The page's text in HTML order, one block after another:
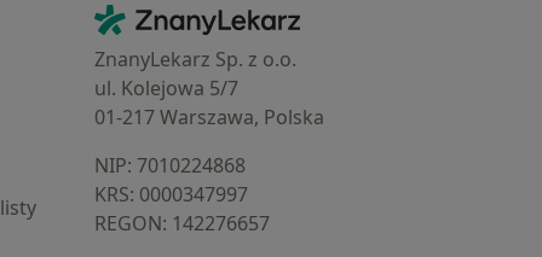
Kontakt
ZnanyLekarz - Strona główna
ZnanyLekarz Sp. z o.o.
ul. Kolejowa 5/7
01-217 Warszawa, Polska
NIP: ⁠7010224868
KRS: ⁠0000347997
REGON: ⁠142276657